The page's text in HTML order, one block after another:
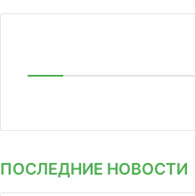
ПОСЛЕДНИЕ НОВОСТИ